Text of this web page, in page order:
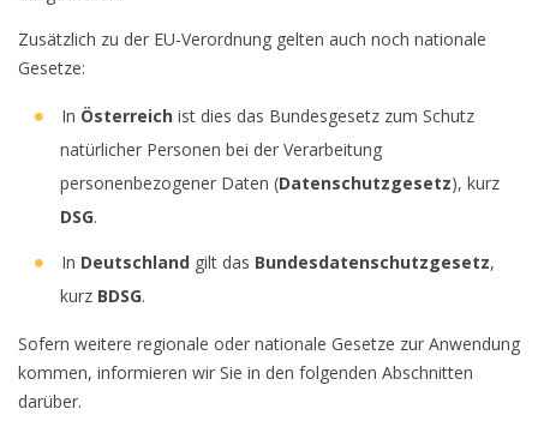
Zusätzlich zu der EU-Verordnung gelten auch noch nationale
Gesetze:
In Österreich ist dies das Bundesgesetz zum Schutz
natürlicher Personen bei der Verarbeitung
personenbezogener Daten (Datenschutzgesetz), kurz
DSG.
In Deutschland gilt das Bundesdatenschutzgesetz,
kurz BDSG.
Sofern weitere regionale oder nationale Gesetze zur Anwendung
kommen, informieren wir Sie in den folgenden Abschnitten
darüber.